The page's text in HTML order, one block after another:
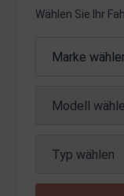
Wählen Sie Ihr
Marke
Modell
Typ wählen
Produkte